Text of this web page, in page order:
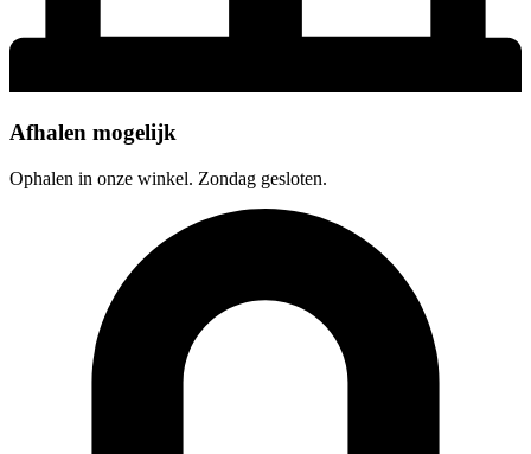
Afhalen mogelijk
Ophalen in onze winkel. Zondag gesloten.